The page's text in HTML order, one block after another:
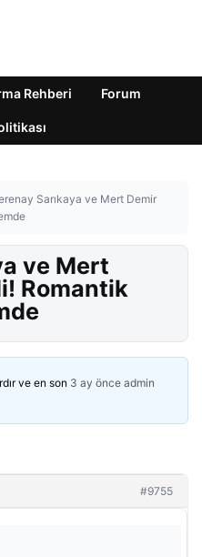
Rehberi Forum
Sarıkaya ve Mert Demir
ve Mert
Romantik
ve en son 3 ay önce admin
#9755